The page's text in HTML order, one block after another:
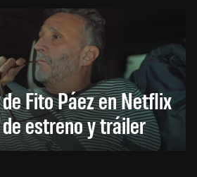
Fito Páez en Netflix
estreno y tráiler